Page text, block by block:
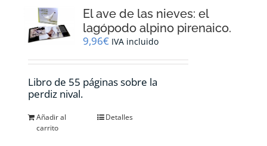
El ave de las nieves: el
lagópodo alpino pirenaico.
9,96€ IVA incluido
Libro de 55 páginas sobre la
perdiz nival.
Añadir al
carrito
Detalles